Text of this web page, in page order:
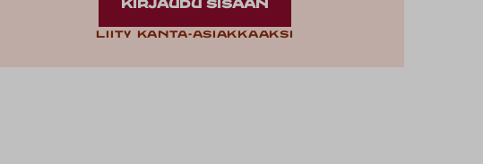
KIRJAUDU SISÄÄN
Liity kanta-asiakkaaksi